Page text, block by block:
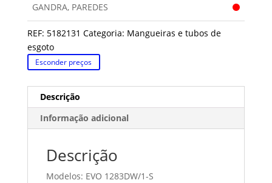
GANDRA, PAREDES
REF: 5182131 Categoria: Mangueiras e tubos de
esgoto
Esconder preços
Descrição
Informação adicional
Descrição
Modelos: EVO 1283DW/1-S